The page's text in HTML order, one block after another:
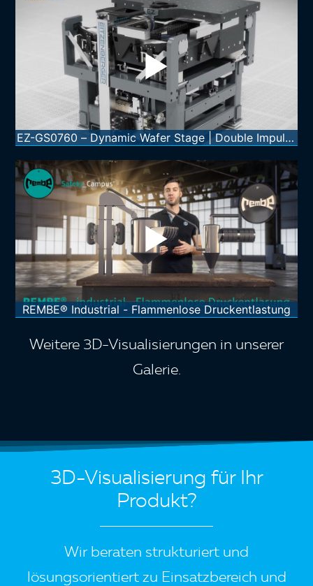
EZ-GS0760 – Dynamic Wafer Stage | Double Impulse
REMBE® Industrial - Flammenlose Druckentlastung
Weitere 3D-Visualisierungen in unserer
Galerie.
3D-Visualisierung für Ihr
Produkt?
Wir beraten strukturiert und
lösungsorientiert zu Einsatzbereich und